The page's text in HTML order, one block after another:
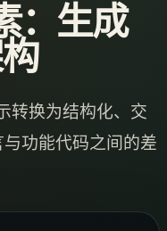
：生成
转换为结构化、交
功能代码之间的差